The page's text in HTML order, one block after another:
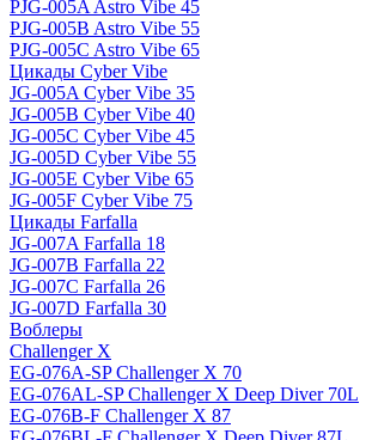
PJG-005A Astro Vibe 45
PJG-005B Astro Vibe 55
PJG-005C Astro Vibe 65
Цикады Cyber Vibe
JG-005A Cyber Vibe 35
JG-005B Cyber Vibe 40
JG-005C Cyber Vibe 45
JG-005D Cyber Vibe 55
JG-005E Cyber Vibe 65
JG-005F Cyber Vibe 75
Цикады Farfalla
JG-007A Farfalla 18
JG-007B Farfalla 22
JG-007C Farfalla 26
JG-007D Farfalla 30
Воблеры
Challenger X
EG-076A-SP Challenger X 70
EG-076AL-SP Challenger X Deep Diver 70L
EG-076B-F Challenger X 87